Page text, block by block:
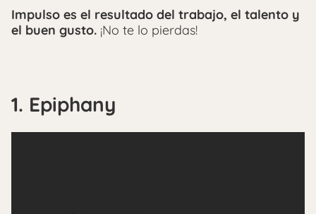
Impulso es el resultado del trabajo, el talento y
el buen gusto. ¡No te lo pierdas!
1. Epiphany